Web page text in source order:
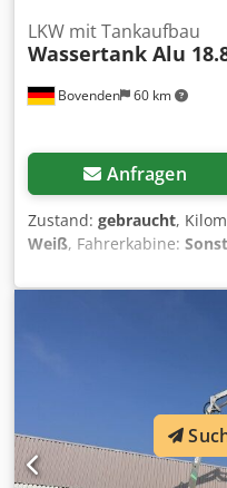
Bovenden 60 km
LKW mit Tankaufbau
Wassertank Alu
Anfragen
Zustand: gebraucht,
Weiß, Fahrerkabine:
Fahrzeugstandort: im
Wassertank Alu 18.000l
ZUBEHÖRANGABEN